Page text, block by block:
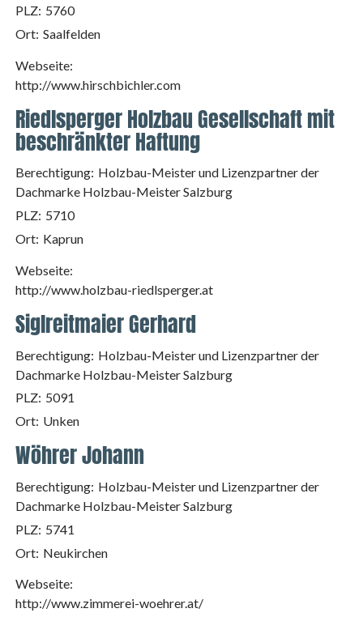
PLZ: 5760
Ort: Saalfelden
Webseite:
http://www.hirschbichler.com
Riedlsperger Holzbau Gesellschaft mit
beschränkter Haftung
Berechtigung: Holzbau-Meister und Lizenzpartner der
Dachmarke Holzbau-Meister Salzburg
PLZ: 5710
Ort: Kaprun
Webseite:
http://www.holzbau-riedlsperger.at
Siglreitmaier Gerhard
Berechtigung: Holzbau-Meister und Lizenzpartner der
Dachmarke Holzbau-Meister Salzburg
PLZ: 5091
Ort: Unken
Wöhrer Johann
Berechtigung: Holzbau-Meister und Lizenzpartner der
Dachmarke Holzbau-Meister Salzburg
PLZ: 5741
Ort: Neukirchen
Webseite:
http://www.zimmerei-woehrer.at/